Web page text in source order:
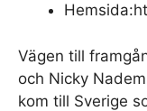
Hemsida:
Vägen till
och Nicky
kom till Sverige